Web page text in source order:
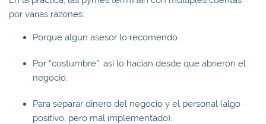
por varias razones:
Porque algún asesor lo recomendó.
Por “costumbre”: así lo hacían desde que abrieron el
negocio.
Para separar dinero del negocio y el personal (algo
positivo, pero mal implementado).